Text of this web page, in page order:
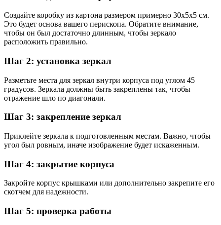
Создайте коробку из картона размером примерно 30х5х5 см.
Это будет основа вашего перископа. Обратите внимание,
чтобы он был достаточно длинным, чтобы зеркало
расположить правильно.
Шаг 2: установка зеркал
Разметьте места для зеркал внутри корпуса под углом 45
градусов. Зеркала должны быть закреплены так, чтобы
отражение шло по диагонали.
Шаг 3: закрепление зеркал
Приклейте зеркала к подготовленным местам. Важно, чтобы
угол был ровным, иначе изображение будет искаженным.
Шаг 4: закрытие корпуса
Закройте корпус крышками или дополнительно закрепите его
скотчем для надежности.
Шаг 5: проверка работы